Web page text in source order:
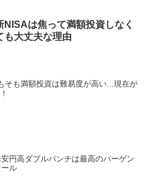
NISAは焦って満額投資しなく
も大丈夫な理由
そも満額投資は難易度が高い...現在が
円高ダブルパンチは最高のバーゲン
ール